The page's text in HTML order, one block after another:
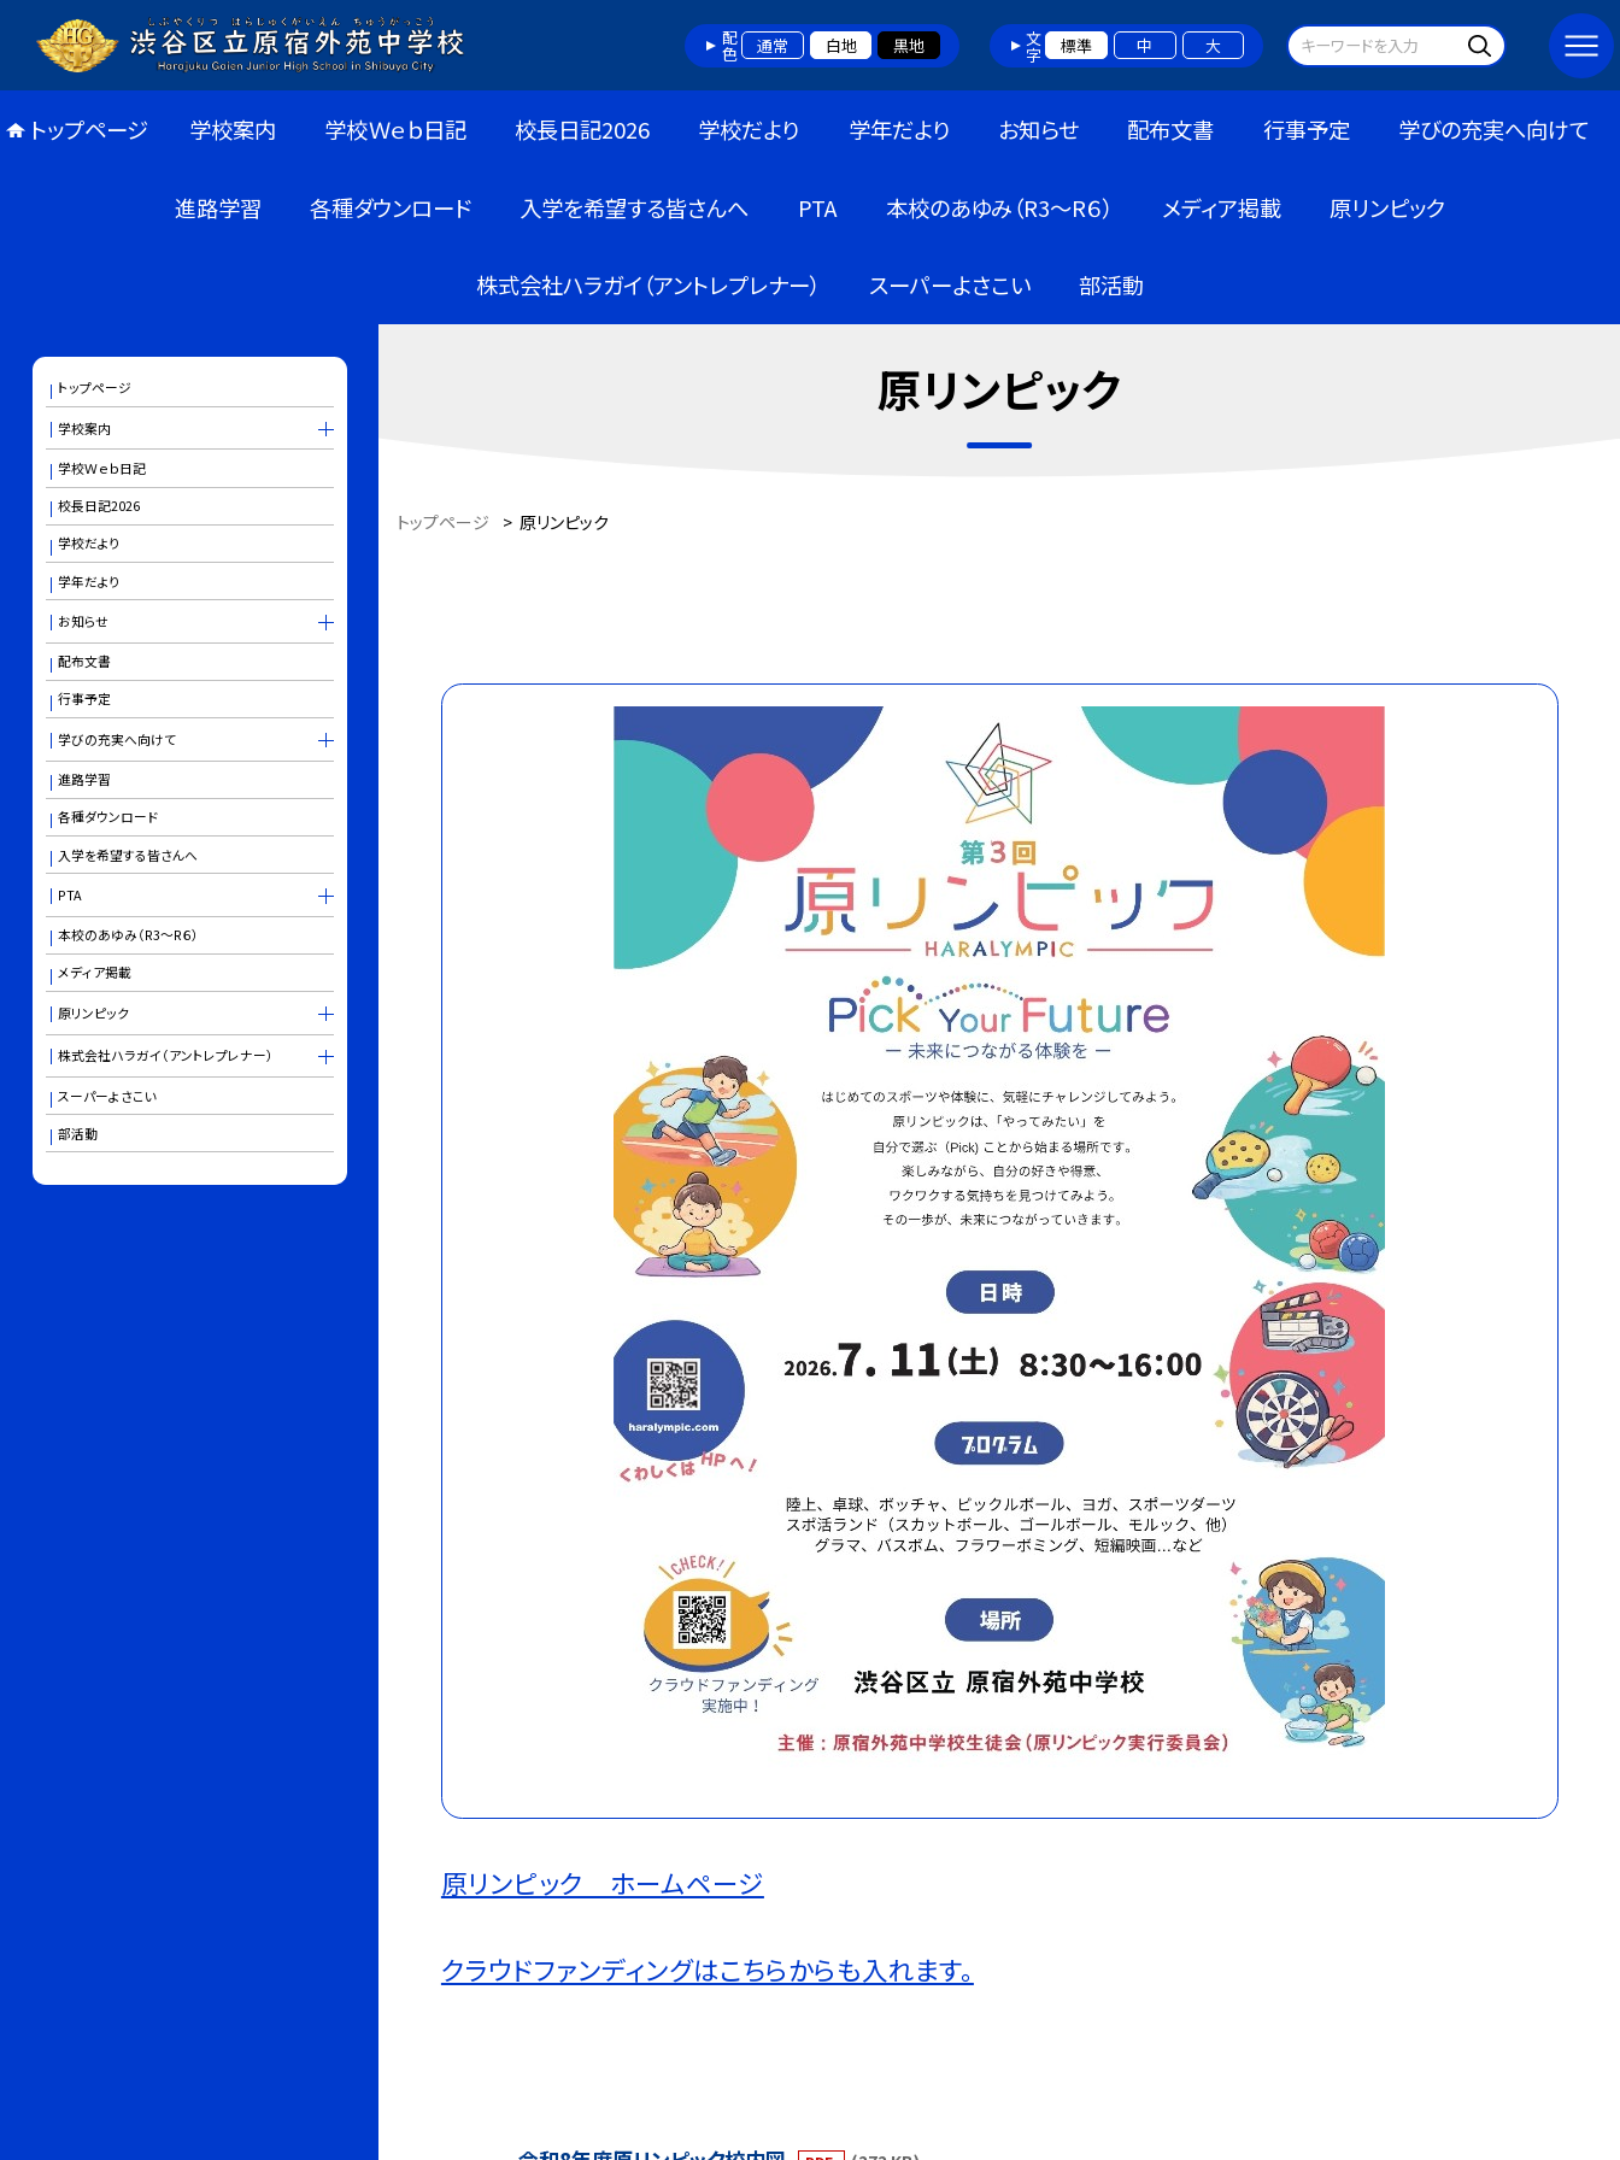
配色 通常 白地 黒地 文字 標準 中 大
トップページ 学校案内 学校Ｗｅｂ日記 校長日記2026 学校だより 学年だより お知らせ 配布文書 行事予定 学びの充実へ向けて
進路学習 各種ダウンロード 入学を希望する皆さんへ PTA 本校のあゆみ（R3～R６） メディア掲載 原リンピック
株式会社ハラガイ（アントレプレナー） スーパーよさこい 部活動
原リンピック
トップページ > 原リンピック
原リンピック ホームページ
クラウドファンディングはこちらからも入れます。
トップページ
学校案内
学校Ｗｅｂ日記
校長日記2026
学校だより
学年だより
お知らせ
配布文書
行事予定
学びの充実へ向けて
進路学習
各種ダウンロード
入学を希望する皆さんへ
PTA
本校のあゆみ（R3～R６）
メディア掲載
原リンピック
株式会社ハラガイ（アントレプレナー）
スーパーよさこい
部活動